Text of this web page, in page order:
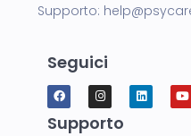
Supporto:
Seguici
Supporto